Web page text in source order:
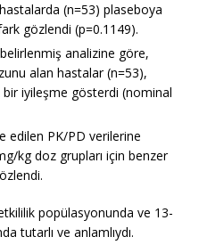
(n=53) plaseboya
gözlendi (p=0.1149).
analizine göre,
alan hastalar (n=53),
bir iyileşme gösterdi (nominal
edilen PK/PD verilerine
kg doz grupları için benzer
popülasyonunda ve 13-
tutarlı ve anlamlıydı.